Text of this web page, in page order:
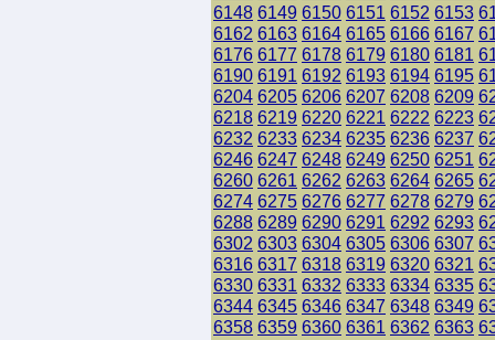
6148 6149 6150 6151 6152 6153
6162 6163 6164 6165 6166 6167
6176 6177 6178 6179 6180 6181
6190 6191 6192 6193 6194 6195
6204 6205 6206 6207 6208 6209
6218 6219 6220 6221 6222 6223
6232 6233 6234 6235 6236 6237
6246 6247 6248 6249 6250 6251
6260 6261 6262 6263 6264 6265
6274 6275 6276 6277 6278 6279
6288 6289 6290 6291 6292 6293
6302 6303 6304 6305 6306 6307
6316 6317 6318 6319 6320 6321
6330 6331 6332 6333 6334 6335
6344 6345 6346 6347 6348 6349
6358 6359 6360 6361 6362 6363